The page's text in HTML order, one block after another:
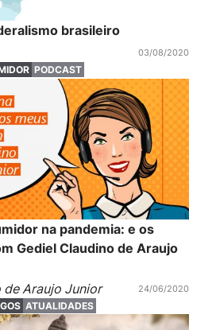
brasileiro
03/08/2020
PODCAST
na pandemia: e os
Gediel Claudino de Araujo
de Araujo Junior
24/06/2020
ATUALIDADES